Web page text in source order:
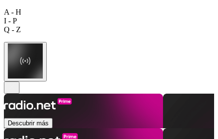
A - H
I - P
Q - Z
Descubrir más